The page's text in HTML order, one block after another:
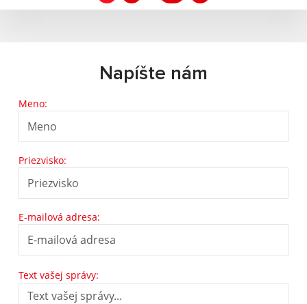
Napíšte nám
Meno:
Priezvisko:
E-mailová adresa:
Text vašej správy: